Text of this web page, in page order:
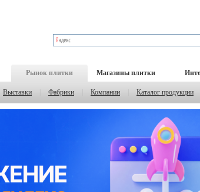
Рынок плитки Магазины плитки
Выставки Фабрики Компании Каталог продукции